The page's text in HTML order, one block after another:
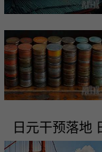
日元干预落地